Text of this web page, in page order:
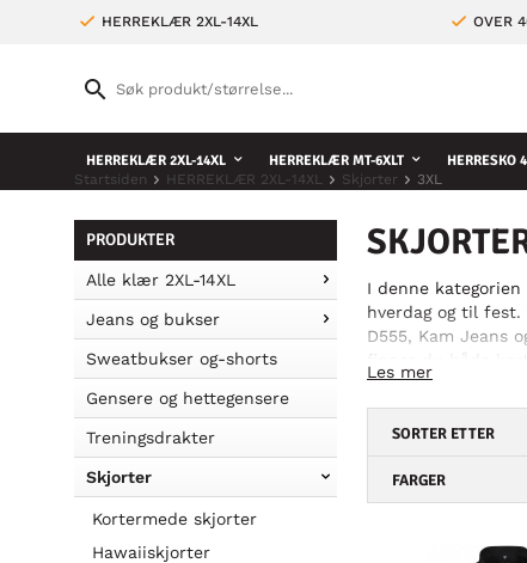
HERREKLÆR 2XL-14XL OVER
HERREKLÆR 2XL-14XL HERREKLÆR MT-6XLT HERRESKO
Startsiden HERREKLÆR 2XL-14XL Skjorter 3XL
PRODUKTER
Alle klær 2XL-14XL
Jeans og bukser
Sweatbukser og-shorts
Gensere og hettegensere
Treningsdrakter
Skjorter
Kortermede skjorter
Hawaiiskjorter
I denne
hverdag og til
D555, Kam Jeans
passer dem. Vi
akkurat dine
Les mer
SORTER ETTER
FARGER